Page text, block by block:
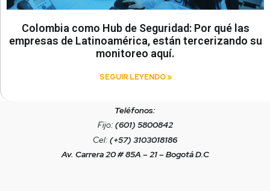
Colombia como Hub de Seguridad: Por qué las
empresas de Latinoamérica, están tercerizando su
monitoreo aquí.
SEGUIR LEYENDO »
Teléfonos:
Fijo: (601) 5800842
Cel: (+57) 3103018186
Av. Carrera 20 # 85A – 21 – Bogotá D.C